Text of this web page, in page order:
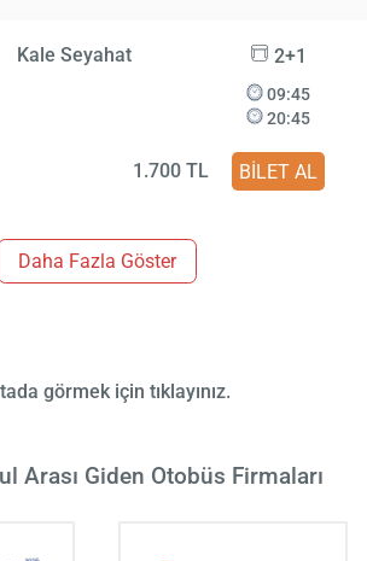
Kale Seyahat 2+1
09:45
20:45
1.700 TL BİLET AL
Daha Fazla Göster
görmek için tıklayınız.
Arası Giden Otobüs Firmaları